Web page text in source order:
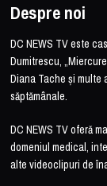
Despre noi
DC NEWS TV este
Dumitrescu,
Diana Tache și multe
săptămânale.
DC NEWS TV oferă
domeniul medical,
alte videoclipuri de